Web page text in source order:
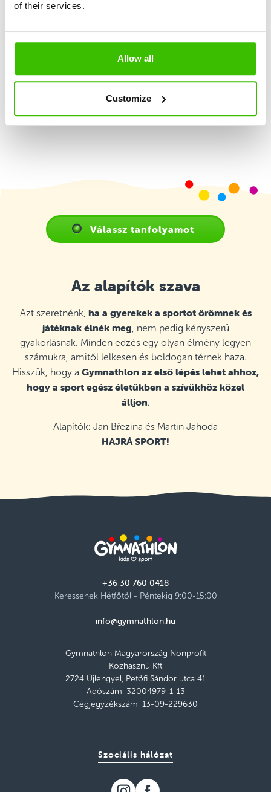
of their services.
Allow all
Customize
Nagy hangsúly a játékosságon és élményszerzésen
Válassz tanfolyamot
Az alapítók szava
Azt szeretnénk, ha a gyerekek a sportot örömnek és
játéknak élnék meg, nem pedig kényszerű
gyakorlásnak. Minden edzés egy olyan élmény legyen
számukra, amitől lelkesen és boldogan térnek haza.
Hisszük, hogy a Gymnathlon az első lépés lehet ahhoz,
hogy a sport egész életükben a szívükhöz közel
álljon.
Alapítók: Jan Březina és Martin Jahoda
HAJRÁ SPORT!
+36 30 760 0418
Keressenek Hétfőtől - Péntekig 9:00-15:00
info@gymnathlon.hu
Gymnathlon Magyarország Nonprofit
Közhasznú Kft
2724 Újlengyel, Petőfi Sándor utca 41
Adószám: 32004979-1-13
Cégjegyzékszám: 13-09-229630
Szociális hálózat